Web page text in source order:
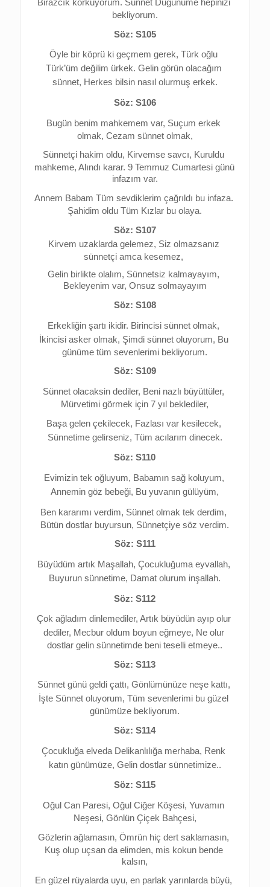
Birazcık korkuyorum. Sünnet Düğünüme hepinizi
bekliyorum.
Söz: S105
Öyle bir köprü ki geçmem gerek, Türk oğlu
Türk’üm değilim ürkek. Gelin görün olacağım
sünnet, Herkes bilsin nasıl olurmuş erkek.
Söz: S106
Bugün benim mahkemem var, Suçum erkek
olmak, Cezam sünnet olmak,
Sünnetçi hakim oldu, Kirvemse savcı, Kuruldu
mahkeme, Alındı karar. 9 Temmuz Cumartesi günü
infazım var.
Şahidim oldu Tüm Kızlar bu olaya.
Söz: S107
Kirvem uzaklarda gelemez, Siz olmazsanız
sünnetçi amca kesemez,
Gelin birlikte olalım,
Bekleyenim var, Onsuz solmayayım
Söz: S108
Erkekliğin şartı ikidir.
İkincisi asker olmak, Şimdi sünnet oluyorum, Bu
günüme tüm sevenlerimi bekliyorum.
Söz: S109
Sünnet olacaksin dediler,
Mürvetimi görmek için 7 yıl beklediler,
Başa gelen çekilecek,
Sünnetime gelirseniz, Tüm acılarım dinecek.
Söz: S110
Evimizin tek oğluyum,
Annemin göz bebeği, Bu yuvanın gülüyüm,
Ben kararımı verdim,
Bütün dostlar buyursun, Sünnetçiye söz verdim.
Söz: S111
Büyüdüm artık Maşallah,
Buyurun sünnetime, Damat olurum inşallah.
Söz: S112
Çok ağladım dinlemediler, Artık büyüdün ayıp olur
dediler, Mecbur oldum boyun eğmeye, Ne olur
dostlar gelin sünnetimde beni teselli etmeye..
Söz: S113
Sünnet günü geldi çattı,
İşte Sünnet oluyorum, Tüm sevenlerimi bu güzel
günümüze bekliyorum.
Söz: S114
Çocukluğa elveda Delikanlılığa merhaba, Renk
katın günümüze, Gelin dostlar sünnetimize..
Söz: S115
Oğul Can Paresi, Oğul Ciğer Köşesi, Yuvamın
Neşesi, Gönlün Çiçek Bahçesi,
Kuş olup uçsan da elimden, mis kokun bende
kalsın,